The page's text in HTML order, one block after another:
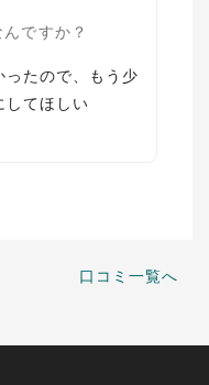
ですか？
たので、もう少
してほしい
口コミ一覧へ